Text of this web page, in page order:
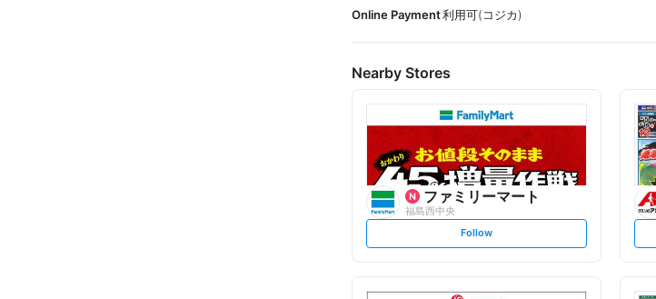
Online Payment利用可(コジカ)
Nearby Stores
ファミリーマート
福島西中央
s
t
l
Follow